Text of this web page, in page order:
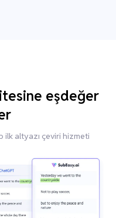
eşdeğer
ilk altyazı çeviri hizmeti